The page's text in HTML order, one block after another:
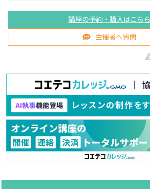
講座の予約・購入はこちら
主催者へ質問